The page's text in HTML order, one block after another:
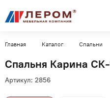
Главная Каталог Спальни
Спальня Карина СК-
Артикул: 2856